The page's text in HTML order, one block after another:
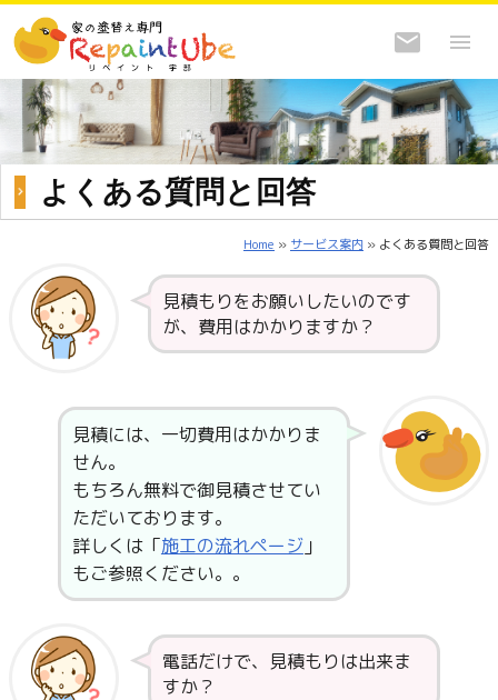
よくある質問と回答
Home » サービス案内 » よくある質問と回答
見積もりをお願いしたいのです
が、費用はかかりますか？
見積には、一切費用はかかりま
せん。
もちろん無料で御見積させてい
ただいております。
詳しくは「施工の流れページ」
もご参照ください。。
電話だけで、見積もりは出来ま
すか？